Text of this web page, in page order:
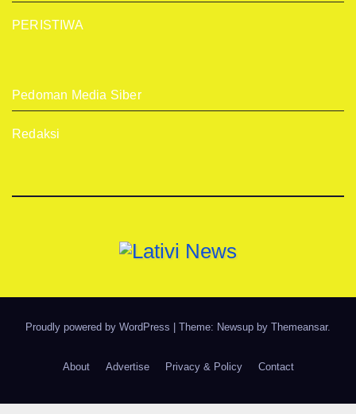
PERISTIWA
Pedoman Media Siber
Redaksi
Proudly powered by WordPress Theme: Newsup by Themeansar.
About Advertise Privacy & Policy Contact